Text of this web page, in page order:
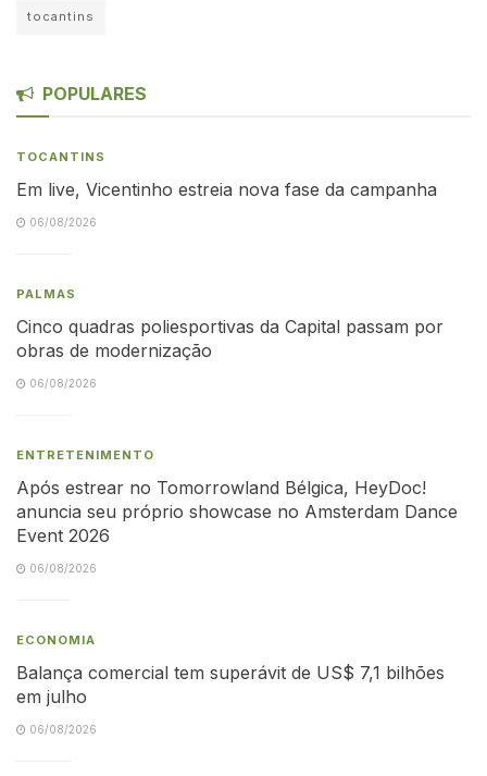
tocantins
POPULARES
TOCANTINS
Em live, Vicentinho estreia nova fase da campanha
06/08/2026
PALMAS
Cinco quadras poliesportivas da Capital passam por
obras de modernização
06/08/2026
ENTRETENIMENTO
Após estrear no Tomorrowland Bélgica, HeyDoc!
anuncia seu próprio showcase no Amsterdam Dance
Event 2026
06/08/2026
ECONOMIA
Balança comercial tem superávit de US$ 7,1 bilhões
em julho
06/08/2026